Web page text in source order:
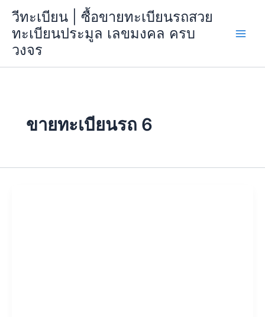
content
วีทะเบียน | ซื้อขายทะเบียนรถสวย
ทะเบียนประมูล เลขมงคล ครบ
วงจร
ขายทะเบียนรถ 6